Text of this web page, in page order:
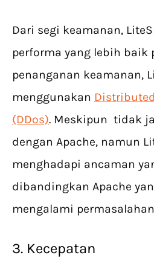
Dari segi keamanan,
performa yang lebih baik
penanganan keamanan,
menggunakan
(DDos). Meskipun tidak
dengan Apache, namun
menghadapi ancaman
dibandingkan Apache
mengalami
3. Kecepatan